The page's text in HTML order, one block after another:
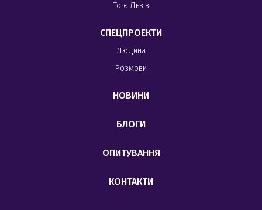
То є Львів
СПЕЦПРОЕКТИ
Людина
Розмови
НОВИНИ
БЛОГИ
ОПИТУВАННЯ
КОНТАКТИ